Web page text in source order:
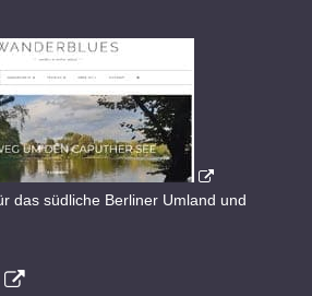
das südliche Berliner Umland und